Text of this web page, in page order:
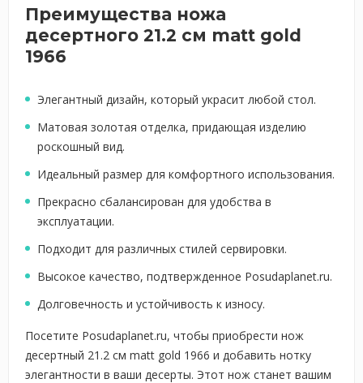
Преимущества ножа
десертного 21.2 см matt gold
1966
Элегантный дизайн, который украсит любой стол.
Матовая золотая отделка, придающая изделию
роскошный вид.
Идеальный размер для комфортного использования.
Прекрасно сбалансирован для удобства в
эксплуатации.
Подходит для различных стилей сервировки.
Высокое качество, подтвержденное Posudaplanet.ru.
Долговечность и устойчивость к износу.
Посетите Posudaplanet.ru, чтобы приобрести нож
десертный 21.2 см matt gold 1966 и добавить нотку
элегантности в ваши десерты. Этот нож станет вашим